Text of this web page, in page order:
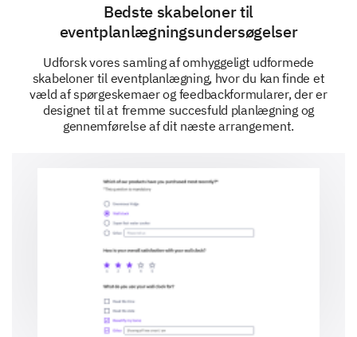
Dine overordnede tanker vil forme vores fremtidige
forbedringer.
Vil du anbefale vores arrangementer til en ven
Sandsynligvis
Sandsynligvis ikke
Definitivt ikke
Eventuelle yderligere kommentarer eller
forslag til vores fremtidige arrangementer?
Bedste skabeloner til
eventplanlægningsundersøgelser
Udforsk vores samling af omhyggeligt udformede
skabeloner til eventplanlægning, hvor du kan finde et
væld af spørgeskemaer og feedbackformularer, der er
designet til at fremme succesfuld planlægning og
gennemførelse af dit næste arrangement.